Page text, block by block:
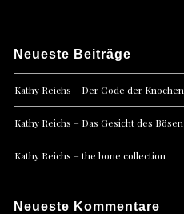
Neueste Beiträge
Kathy Reichs – Der Code der Knochen
Kathy Reichs – Das Gesicht des Bösen
Kathy Reichs – the bone collection
Neueste Kommentare